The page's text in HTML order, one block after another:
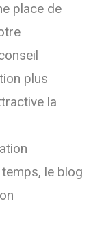
place de
plus
la
temps, le blog